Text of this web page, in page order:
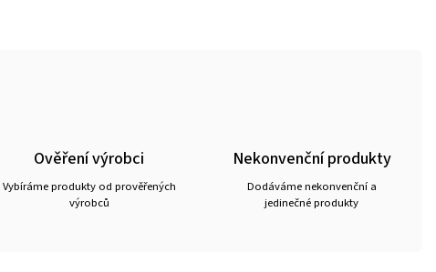
Ověření výrobci
Vybíráme produkty od prověřených
výrobců
Nekonvenční produkty
Dodáváme nekonvenční a
jedinečné produkty